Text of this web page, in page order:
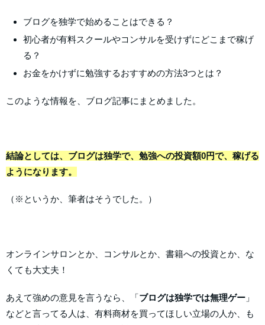
ブログを独学で始めることはできる？
初心者が有料スクールやコンサルを受けずにどこまで稼げ
る？
お金をかけずに勉強するおすすめの方法3つとは？
このような情報を、ブログ記事にまとめました。
結論としては、ブログは独学で、勉強への投資額0円で、稼げる
ようになります。
（※というか、筆者はそうでした。）
オンラインサロンとか、コンサルとか、書籍への投資とか、な
くても大丈夫！
あえて強めの意見を言うなら、「ブログは独学では無理ゲー 」
などと言ってる人は、有料商材を買ってほしい立場の人か、も